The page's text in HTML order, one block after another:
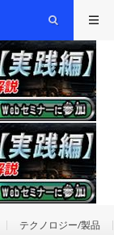
テクノロジー/製品